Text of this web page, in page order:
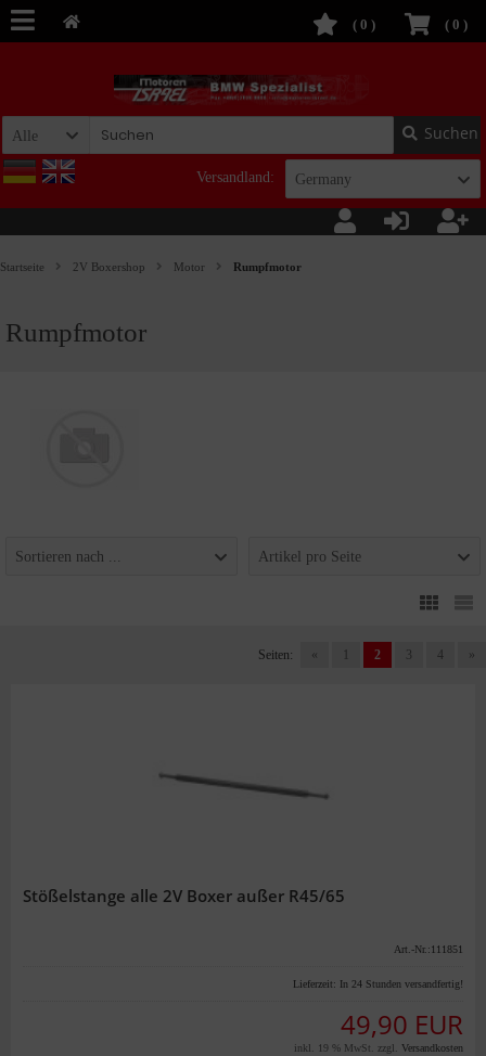
( 0 )
( 0 )
Alle Suchen
Versandland: Germany
Startseite 2V Boxershop Motor Rumpfmotor
Rumpfmotor
Sortieren nach ... Artikel pro Seite
Seiten: « 2 3 4 »
Stößelstange alle 2V Boxer außer R45/65
Art.-Nr.:111851
Lieferzeit: In 24 Stunden versandfertig!
49,90 EUR
inkl. 19 % MwSt. zzgl. Versandkosten